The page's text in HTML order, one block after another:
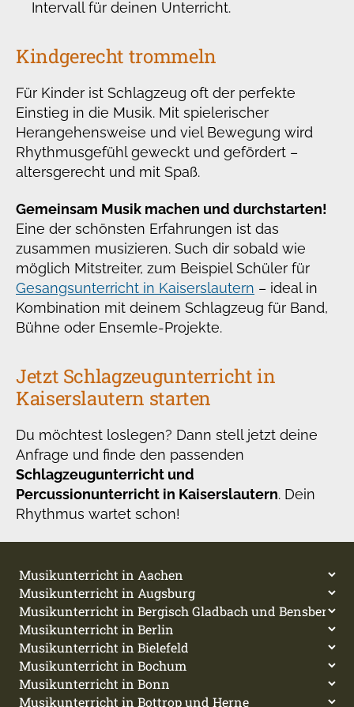
Intervall für deinen Unterricht.
Kindgerecht trommeln
Für Kinder ist Schlagzeug oft der perfekte
Einstieg in die Musik. Mit spielerischer
Herangehensweise und viel Bewegung wird
Rhythmusgefühl geweckt und gefördert –
altersgerecht und mit Spaß.
Gemeinsam Musik machen und durchstarten!
Eine der schönsten Erfahrungen ist das
zusammen musizieren. Such dir sobald wie
möglich Mitstreiter, zum Beispiel Schüler für
Gesangsunterricht in Kaiserslautern – ideal in
Kombination mit deinem Schlagzeug für Band,
Bühne oder Ensemle-Projekte.
Jetzt Schlagzeugunterricht in
Kaiserslautern starten
Du möchtest loslegen? Dann stell jetzt deine
Anfrage und finde den passenden
Schlagzeugunterricht und
Percussionunterricht in Kaiserslautern. Dein
Rhythmus wartet schon!